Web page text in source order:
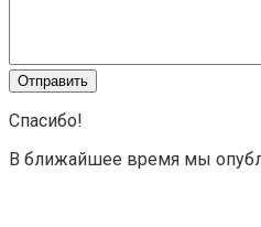
Спасибо!
В ближайшее время мы